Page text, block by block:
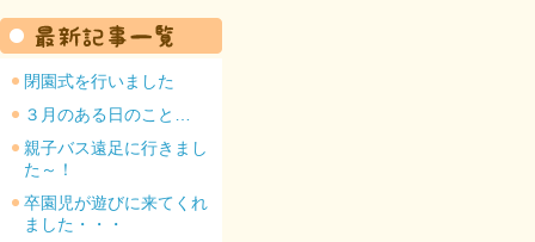
園のトップ
閉園式を行いました
３月のある日のこと…
親子バス遠足に行きまし
た～！
卒園児が遊びに来てくれ
ました・・・